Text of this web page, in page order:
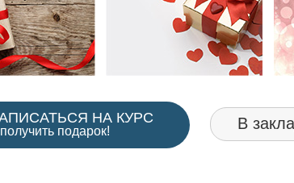
НА КУРС
подарок! В